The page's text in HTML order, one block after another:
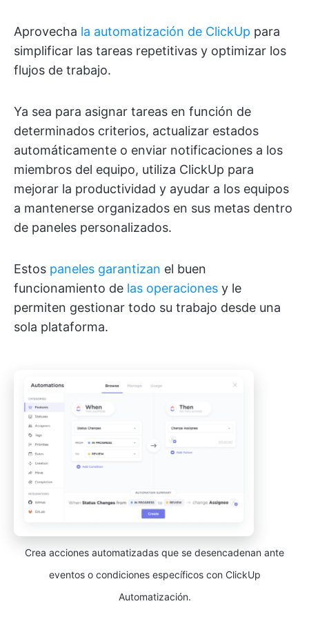
Aprovecha la automatización de ClickUp para
simplificar las tareas repetitivas y optimizar los
flujos de trabajo.
Ya sea para asignar tareas en función de
determinados criterios, actualizar estados
automáticamente o enviar notificaciones a los
miembros del equipo, utiliza ClickUp para
mejorar la productividad y ayudar a los equipos
a mantenerse organizados en sus metas dentro
de paneles personalizados.
Estos paneles garantizan el buen
funcionamiento de las operaciones y le
permiten gestionar todo su trabajo desde una
sola plataforma.
Crea acciones automatizadas que se desencadenan ante
eventos o condiciones específicos con ClickUp
Automatización.